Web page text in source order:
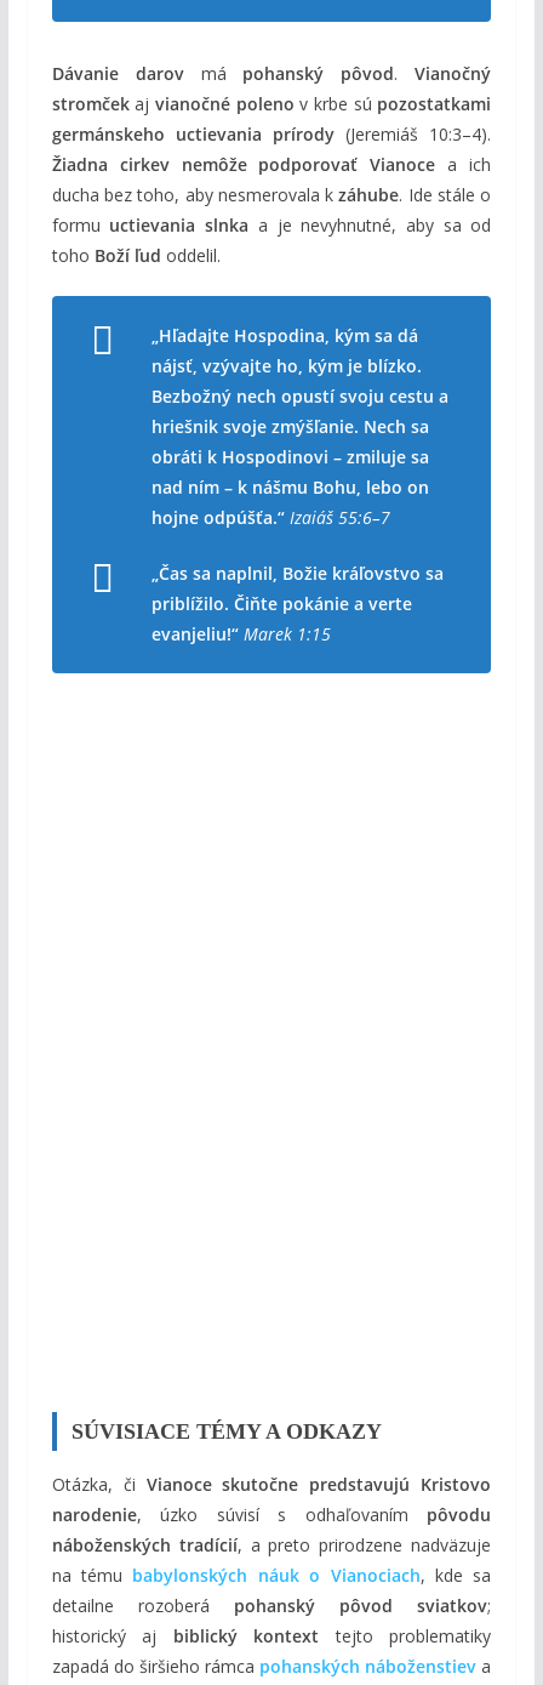
Dávanie darovmá pohanský pôvod.Vianočný
stromčekajvianočné poleno v krbe sú pozostatkami
germánskeho uctievania prírody (Jeremiáš 10:3–4).
Žiadna cirkev nemôže podporovať Vianoce a ich
ducha bez toho, aby nesmerovala kzáhube. Ide stále o
formu uctievania slnka a je nevyhnutné, aby sa od
toho Boží ľud oddelil.
„Hľadajte Hospodina, kým sa dá
nájsť, vzývajte ho, kým je blízko.
Bezbožný nech opustí svoju cestu a
hriešnik svoje zmýšľanie. Nech sa
obráti k Hospodinovi – zmiluje sa
nad ním – k nášmu Bohu, lebo on
hojne odpúšťa.“ Izaiáš 55:6–7
„Čas sa naplnil, Božie kráľovstvo sa
priblížilo. Čiňte pokánie a verte
evanjeliu!“ Marek 1:15
SÚVISIACE TÉMY A ODKAZY
Otázka, či Vianoce skutočne predstavujú Kristovo
narodenie, úzko súvisí s odhaľovaním pôvodu
náboženských tradícií, a preto prirodzene nadväzuje
na tému babylonských náuk o Vianociach, kde sa
detailne rozoberá pohanský pôvod sviatkov;
historický aj biblický kontext tejto problematiky
zapadá do širšieho rámca pohanských náboženstiev a